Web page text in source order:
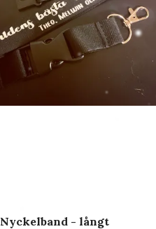
Nyckelband - långt